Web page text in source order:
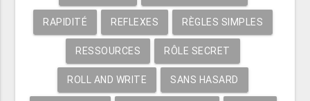
RAPIDITÉ REFLEXES RÈGLES SIMPLES
RESSOURCES RÔLE SECRET
ROLL AND WRITE SANS HASARD